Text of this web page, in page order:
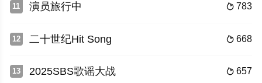
11  783
演员旅行中
12  668
二十世纪Hit Song
13  657
2025SBS歌谣大战